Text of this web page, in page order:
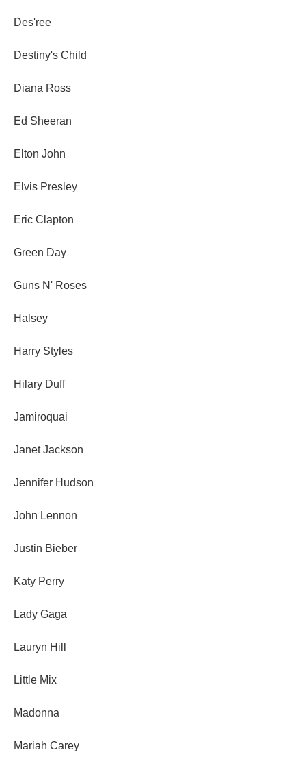
Des'ree
Destiny's Child
Diana Ross
Ed Sheeran
Elton John
Elvis Presley
Eric Clapton
Green Day
Guns N' Roses
Halsey
Harry Styles
Hilary Duff
Jamiroquai
Janet Jackson
Jennifer Hudson
John Lennon
Justin Bieber
Katy Perry
Lady Gaga
Lauryn Hill
Little Mix
Madonna
Mariah Carey